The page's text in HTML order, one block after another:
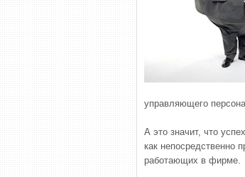
управляющего
А это значит, что
как непосредственно
работающих в фирме.